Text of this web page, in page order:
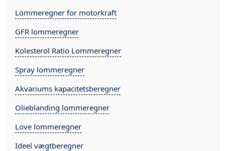
Lommeregner for motorkraft
GFR lommeregner
Kolesterol Ratio Lommeregner
Spray lommeregner
Akvariums kapacitetsberegner
Olieblanding lommeregner
Love lommeregner
Ideel vægtberegner